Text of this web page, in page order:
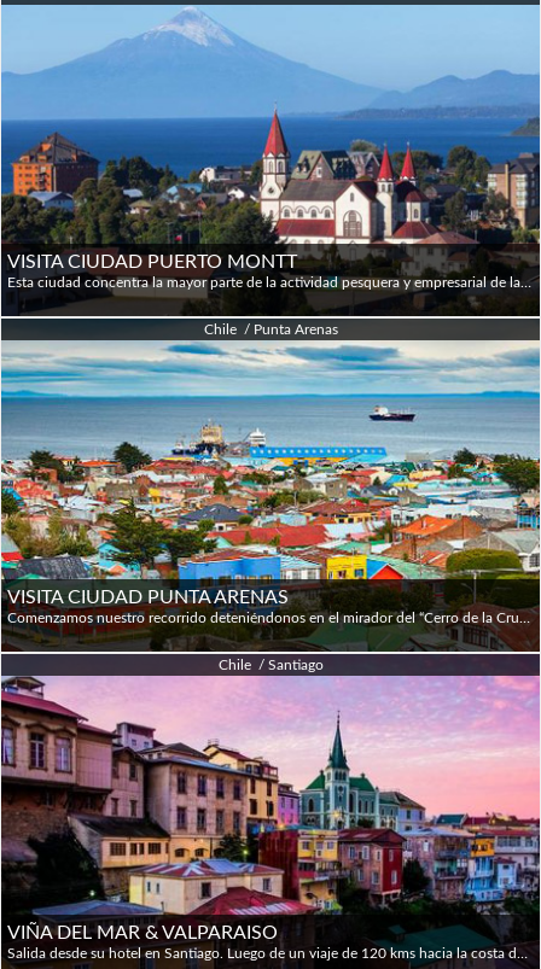
VISITA CIUDAD PUERTO MONTT
Esta ciudad concentra la mayor parte de la actividad pesquera y empresarial de la zona y por esto es la capital regional de Los Lagos. Puerto Montt reúne diversos puntos que realzan su belleza, tal como el centro de la ciudad, su Catedral y el mercado de mariscos, lugar colorido donde se puede observar el trabajo cotidiano de los pescadores y la artesanía típica de Angelmó. Además, desde la cima de Melipulli se obtiene una vista panorámica del puerto, de la pequeña bahía de Reloncaví y de Isla Tenglo.
Chile / Punta Arenas
VISITA CIUDAD PUNTA ARENAS
Comenzamos nuestro recorrido deteniéndonos en el mirador del “Cerro de la Cruz”, desde donde se tiene una magnífica vista general de la ciudad con sus techos coloridos, del Estrecho de Magallanes, y en el fondo la gran Isla de Tierra del Fuego. Posteriormente recorrerá las principales calles y monumentos de la ciudad, después visitaremos el Museo Salesiano “Maggiorino Borgatello”, fundado por la Congregación Salesiana de Punta Arenas en 1893, es por lo tanto, uno de los más antiguos de su tipo en Chile. Este museo alberga una completa colección de las tribus patagónicas, flora, fauna, historia y economía. Luego visitaremos el “Palacio Sara Braun”, la historia de los pioneros de la Patagonia posee algunos protagonistas que tanto en Argentina como en Chile escribieron importantes páginas. La familia Braun fue una de ellas y la ciudad de Punta Arenas es el lugar donde vivieron y forjaron su destino. Cerca de la Plaza de Armas, además de poder conocer la iglesia catedral, el edificio de la gobernación, el tradicional hotel Cabo de Hornos, se encuentran el palacio Sara Braun y la residencia de José Braun Menéndez, dos mansiones que vale la pena recorrer para comprender la influencia de esta familia en los orígenes de la ciudad. Todo esto permitirá al visitante tener un conocimiento completo de la ciudad.
Chile / Santiago
VIÑA DEL MAR & VALPARAISO
Salida desde su hotel en Santiago. Luego de un viaje de 120 kms hacia la costa del Océano Pacífico, llegaremos a la ciudad puerto de Valparaíso, declarada Patrimonio de la Humanidad por la UNESCO en el año 2003, debido a su inusitada arquitectura, despliegue de callejuelas, coloridos pasajes y escaleras que llegan a la cima de los cerros. Recorreremos sus principales atractivos como la Plaza Sotomayor, el monumento a los héroes navales, el Paseo 21 de Mayo y subiremos por los ascensores para insertarnos en los cerros de la ciudad. Posteriormente, visitaremos la ciudad de Viña del Mar, conocida como “La Ciudad Jardín”, donde podrás disfrutar de sus lugares más emblemáticos como sus hermosas playas, jardines y veredas peatonales. Parada para almorzar (almuerzo no incluido) y posteriormente nos relajaremos contemplando el océano para luego regresar a Santiago.